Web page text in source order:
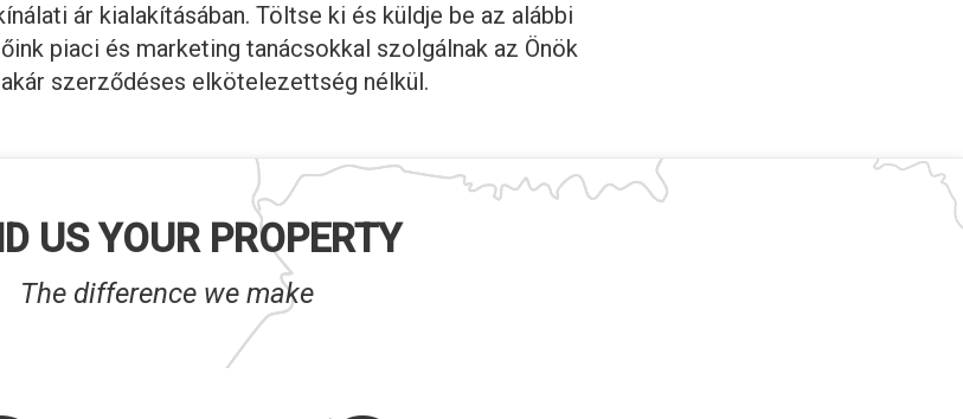
ár kialakításában. Töltse ki és küldje be az alábbi
piaci és marketing tanácsokkal szolgálnak az Önök
szerződéses elkötelezettség nélkül.
US YOUR PROPERTY
The difference we make